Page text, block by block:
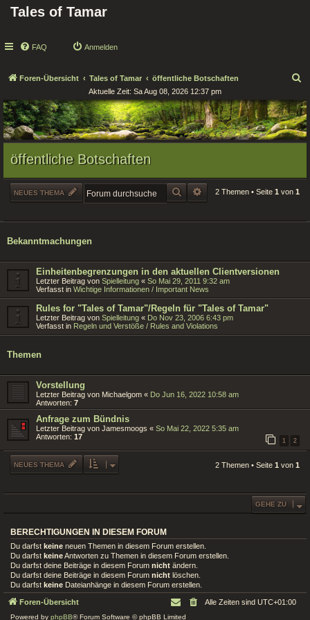
Tales of Tamar
FAQ Anmelden
Foren-Übersicht Tales of Tamar öffentliche Botschaften
c
h
e
Aktuelle Zeit: Sa Aug 08, 2026 12:37 pm
öffentliche Botschaften
NEUES THEMA SUCHE ERWEITERTE SUCHE
2 Themen • Seite 1 von 1
Bekanntmachungen
Einheitenbegrenzungen in den aktuellen Clientversionen
Letzter Beitrag von Spielleitung « So Mai 29, 2011 9:32 am
Verfasst in Wichtige Informationen / Important News
Rules for "Tales of Tamar"/Regeln für "Tales of Tamar"
Letzter Beitrag von Spielleitung « Do Nov 23, 2006 6:43 pm
Verfasst in Regeln und Verstöße / Rules and Violations
Themen
Vorstellung
Letzter Beitrag von Michaelgom « Do Jun 16, 2022 10:58 am
Antworten: 7
Anfrage zum Bündnis
Letzter Beitrag von Jamesmoogs « So Mai 22, 2022 5:35 am
Antworten: 17
1 2
NEUES THEMA 2 Themen • Seite 1 von 1
GEHE ZU
BERECHTIGUNGEN IN DIESEM FORUM
Du darfst keine neuen Themen in diesem Forum erstellen.
Du darfst keineAntworten zu Themen in diesem Forum erstellen.
Du darfst deine Beiträge in diesem Forum nicht ändern.
Du darfst deine Beiträge in diesem Forum nicht löschen.
Du darfst keine Dateianhänge in diesem Forum erstellen.
Foren-Übersicht Alle Zeiten sind UTC+01:00
Powered by phpBB® Forum Software © phpBB Limited